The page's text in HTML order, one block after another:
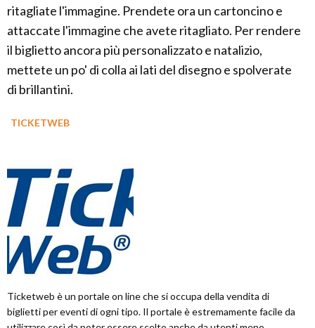
ritagliate l'immagine. Prendete ora un cartoncino e
attaccate l'immagine che avete ritagliato. Per rendere
il biglietto ancora più personalizzato e natalizio,
mettete un po' di colla ai lati del disegno e spolverate
di brillantini.
TICKETWEB
Ticketweb è un portale on line che si occupa della vendita di
biglietti per eventi di ogni tipo. Il portale è estremamente facile da